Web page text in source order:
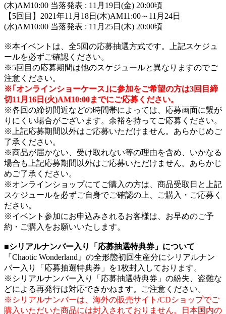
(木)AM10:00 当落発表 : 11月19日(金) 20:00頃
【5回目】2021年11月18日(木)AM11:00～11月24日
(水)AM10:00 当落発表 : 11月25日(木) 20:00頃
※本イベントは、全5回の応募抽選方式です。上記スケジュ
ールを必ずご確認ください。
※5回目の応募期間は他のスケジュールと異なりますのでご
注意ください。
※｢オンラインショーケース｣に参加をご希望の方は3回目締
切11月16日(火)AM10:00までにご応募ください。
※各回の締切間近などの時間帯によっては、応募画面に繋が
りにくい場合がございます。余裕を持ってご応募ください。
※上記応募期間以外はご応募いただけません。あらかじめご
了承ください。
※商品が届かない、受け取れない等の理由を含め、いかなる
場合も上記応募期間以外はご応募いただけません。あらかじ
めご了承ください。
※オンラインショップにてご購入の方は、商品受取日と上記
スケジュールを必ずご自身でご確認の上、ご購入・ご応募く
ださい。
※イベント参加にお申込みされるお客様は、お早めのご予
約・ご購入をお願いいたします。
■シリアルナンバー入り「応募抽選特典券」について
『Chaotic Wonderland』の全形態初回生産分にシリアルナン
バー入り「応募抽選特典券」を1枚封入しております。
※シリアルナンバー入り「応募抽選特典券」の紛失、盗難な
どによる再発行は対応できかねます。ご注意ください。
※シリアルナンバーは、海外の販売サイト/CDショップでご
購入いただいた商品には封入されておりません。日本国内の